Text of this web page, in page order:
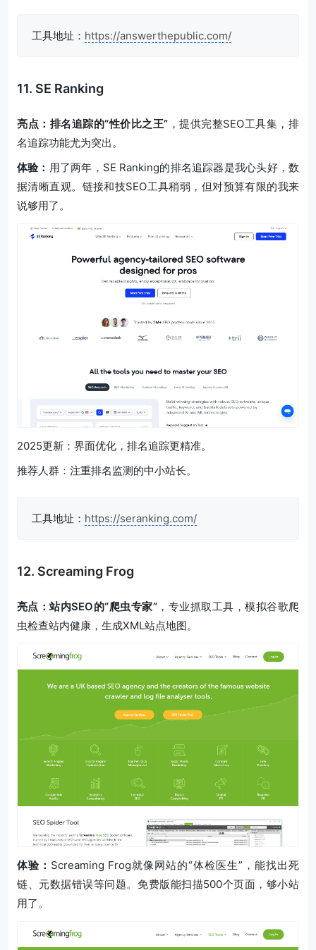
工具地址： https://answerthepublic.com/
11. SE Ranking
亮点：排名追踪的“性价比之王” ，提供完整SEO工具集，排
名追踪功能尤为突出。
体验： 用了两年，SE Ranking的排名追踪器是我心头好，数
据清晰直观。链接和技SEO工具稍弱，但对预算有限的我来
说够用了。
2025更新：界面优化，排名追踪更精准。
推荐人群：注重排名监测的中小站长。
工具地址： https://seranking.com/
12. Screaming Frog
亮点：站内SEO的“爬虫专家”，专业抓取工具，模拟谷歌爬
虫检查站内健康，生成XML站点地图。
体验： Screaming Frog就像网站的“体检医生”，能找出死
链、元数据错误等问题。免费版能扫描500个页面，够小站
用了。